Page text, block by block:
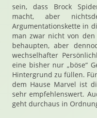
sein, dass Brock
macht, aber
Argumentationskette in
man zwar nicht von
behaupten, aber
wechselhafter
eine bisher nur „böse“
Hintergrund zu füllen.
dem Hause Marvel ist
sehr empfehlenswert.
geht durchaus in